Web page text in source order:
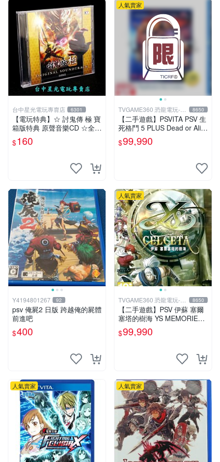
台中星光電玩專賣店 6301
【電玩特典】☆ 討鬼傳 極 寶
箱版特典 原聲音樂CD ☆全新
品【台中星光電玩】
$160
人氣賣家
TVGAME360 恐龍電玩-台
中店
8650
【二手遊戲】PSVITA PSV 生
死格鬥 5 PLUS Dead or Aliv
e 5 Plus 中文【台中恐龍電
玩】
$99,990
Y4194801267 92
psv 俺屍2 日版 跨越俺的屍體
前進吧
$400
人氣賣家
TVGAME360 恐龍電玩-台
中店
8650
【二手遊戲】PSV 伊蘇 塞爾
塞塔的樹海 YS MEMORIES
OF CELCETA 中文版【台中
恐龍電玩】
$99,990
人氣賣家 人氣賣家